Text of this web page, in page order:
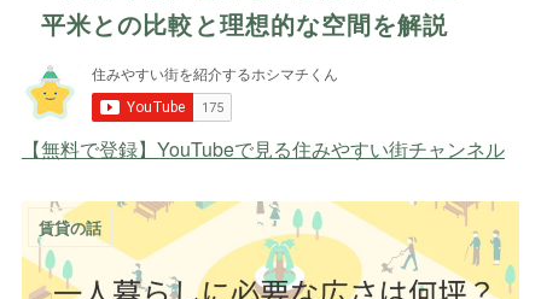
平米との比較と理想的な空間を解説
【無料で登録】YouTubeで見る住みやすい街チャンネル
賃貸の話